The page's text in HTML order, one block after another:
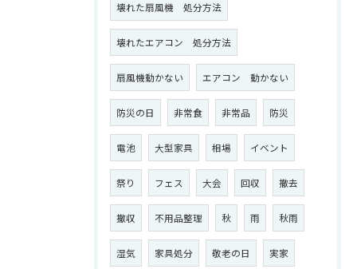
壊れた扇風機 処分方法
壊れたエアコン 処分方法
扇風機動かない エアコン 動かない
防災の日 非常食 非常品 防災
電池 大型家具 相場 イベント
祭り フェス 大会 回収 撤去
撤収 不用品整理 秋 雨 秋雨
湿気 家具処分 敬老の日 実家